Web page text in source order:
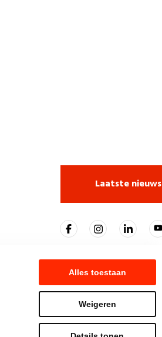
Alles toestaan
Weigeren
Laatste nieuws